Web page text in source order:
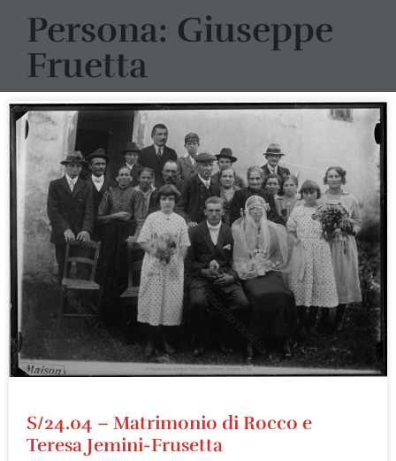
Persona: Giuseppe
Fruetta
S/24.04 – Matrimonio di Rocco e
Teresa Jemini-Frusetta